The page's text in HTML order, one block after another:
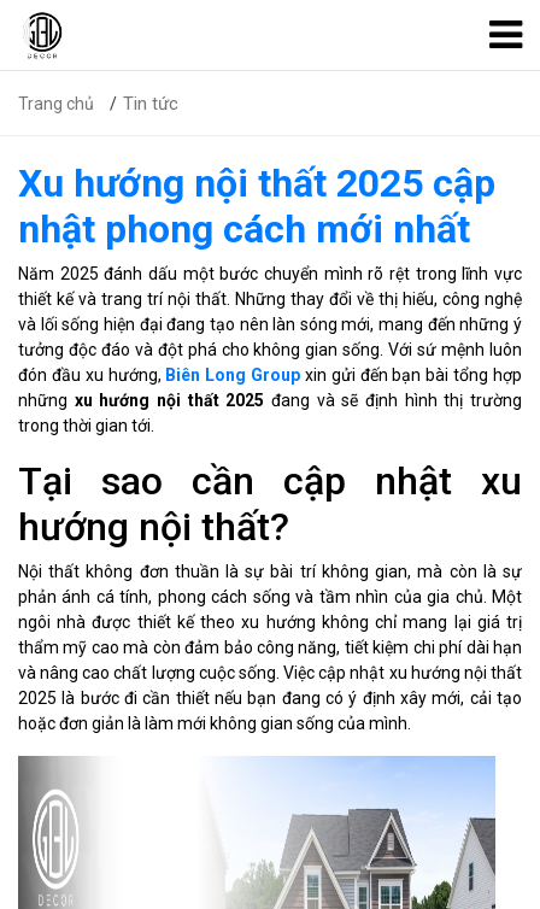
Trang chủ Tin tức
Xu hướng nội thất 2025 cập
nhật phong cách mới nhất
Năm 2025 đánh dấu một bước chuyển mình rõ rệt trong lĩnh vực
thiết kế và trang trí nội thất. Những thay đổi về thị hiếu, công nghệ
và lối sống hiện đại đang tạo nên làn sóng mới, mang đến những ý
tưởng độc đáo và đột phá cho không gian sống. Với sứ mệnh luôn
đón đầu xu hướng, Biên Long Group xin gửi đến bạn bài tổng hợp
những xu hướng nội thất 2025 đang và sẽ định hình thị trường
trong thời gian tới.
Tại sao cần cập nhật xu
hướng nội thất?
Nội thất không đơn thuần là sự bài trí không gian, mà còn là sự
phản ánh cá tính, phong cách sống và tầm nhìn của gia chủ. Một
ngôi nhà được thiết kế theo xu hướng không chỉ mang lại giá trị
thẩm mỹ cao mà còn đảm bảo công năng, tiết kiệm chi phí dài hạn
và nâng cao chất lượng cuộc sống. Việc cập nhật xu hướng nội thất
2025 là bước đi cần thiết nếu bạn đang có ý định xây mới, cải tạo
hoặc đơn giản là làm mới không gian sống của mình.